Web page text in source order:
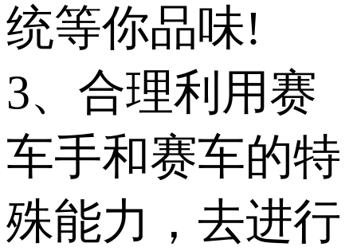
统等你品味!
3、合理利用赛
车手和赛车的特
殊能力，去进行